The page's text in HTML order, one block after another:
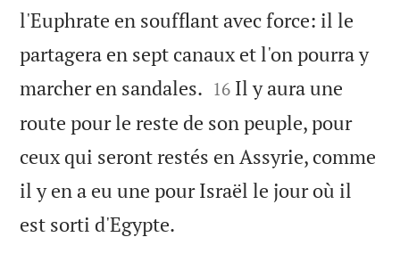
l'Euphrate en soufflant avec force: il le
partagera en sept canaux et l'on pourra y
marcher en sandales. 

16 Il y aura une
route pour le reste de son peuple, pour
ceux qui seront restés en Assyrie, comme
il y en a eu une pour Israël le jour où il
est sorti d'Egypte.